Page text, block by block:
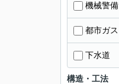
機械警備
都市ガス
下水道
構造・工法